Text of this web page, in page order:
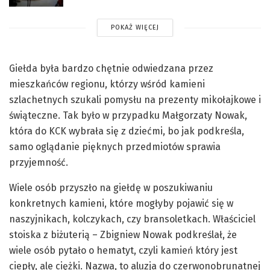
POKAŻ WIĘCEJ
Giełda była bardzo chętnie odwiedzana przez
mieszkańców regionu, którzy wśród kamieni
szlachetnych szukali pomysłu na prezenty mikołajkowe i
świąteczne. Tak było w przypadku Małgorzaty Nowak,
która do KCK wybrała się z dziećmi, bo jak podkreśla,
samo oglądanie pięknych przedmiotów sprawia
przyjemność.
Wiele osób przyszło na giełdę w poszukiwaniu
konkretnych kamieni, które mogłyby pojawić się w
naszyjnikach, kolczykach, czy bransoletkach. Właściciel
stoiska z biżuterią – Zbigniew Nowak podkreślał, że
wiele osób pytało o hematyt, czyli kamień który jest
ciepły, ale ciężki. Nazwa, to aluzja do czerwonobrunatnej